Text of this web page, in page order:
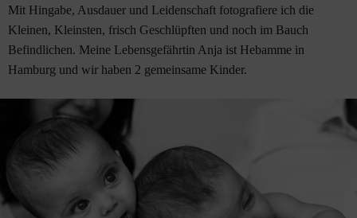
Mit Hingabe, Ausdauer und Leidenschaft fotografiere ich die
Kleinen, Kleinsten, frisch Geschlüpften und noch im Bauch
Befindlichen. Meine Lebensgefährtin Anja ist Hebamme in
Hamburg und wir haben 2 gemeinsame Kinder.